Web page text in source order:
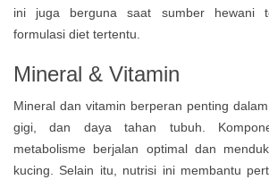
ini juga berguna saat sumber hewani
formulasi diet tertentu.
Mineral & Vitamin
Mineral dan vitamin berperan penting
gigi, dan daya tahan tubuh.
metabolisme berjalan optimal dan
kucing. Selain itu, nutrisi ini membantu